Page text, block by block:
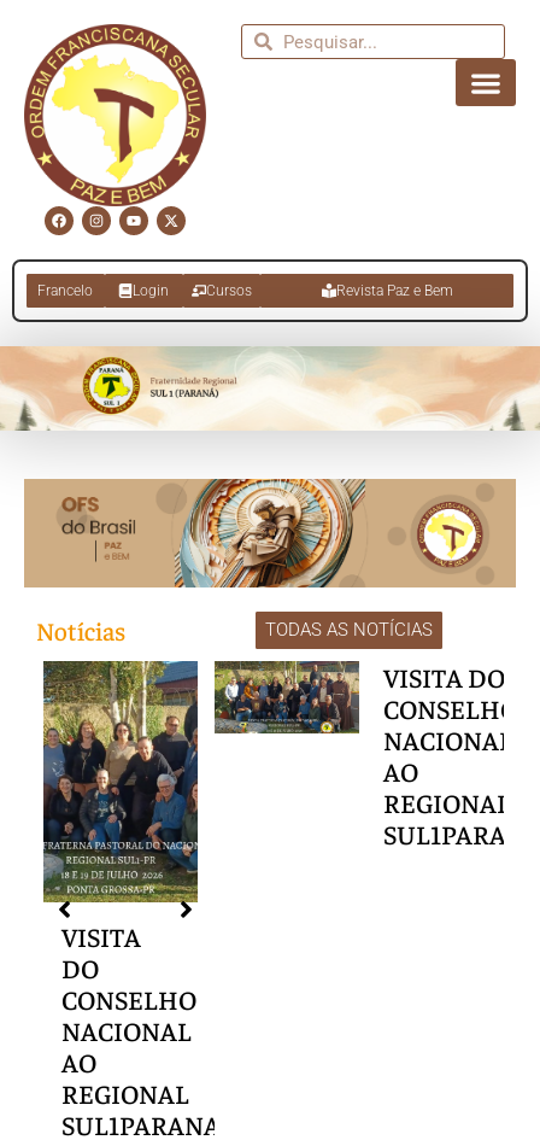
Francelo Login Cursos Revista Paz e Bem
Notícias TODAS AS NOTÍCIAS
VISITA
DO
CONSELHO
NACIONAL
AO
REGIONAL
SUL1PARANA
VISITA DO
CONSELHO
NACIONAL
AO
REGIONAL